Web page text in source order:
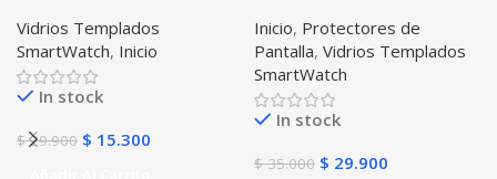
Huawei Gt2 46mm
Vidrios Templados
SmartWatch, Inicio
In stock
$29.900 $ 15.300
42mm X2 Unidades
Inicio, Protectores de
Pantalla, Vidrios Templados
SmartWatch
In stock
$35.000 $ 29.900